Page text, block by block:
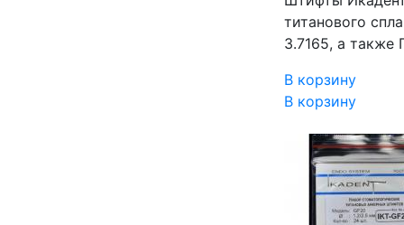
титанового
3.7165, а
В корзину
В корзину